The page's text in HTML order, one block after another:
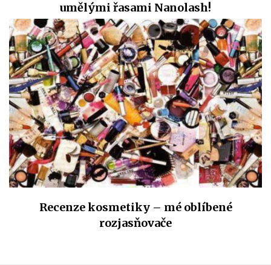
umělými řasami Nanolash!
Recenze kosmetiky – mé oblíbené
rozjasňovače